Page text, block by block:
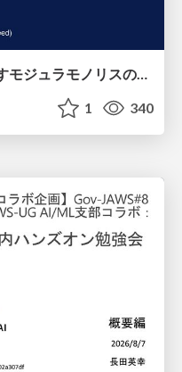
torikago - Ruby::Boxで照らすモジュラモノリスの実行境界
1 340